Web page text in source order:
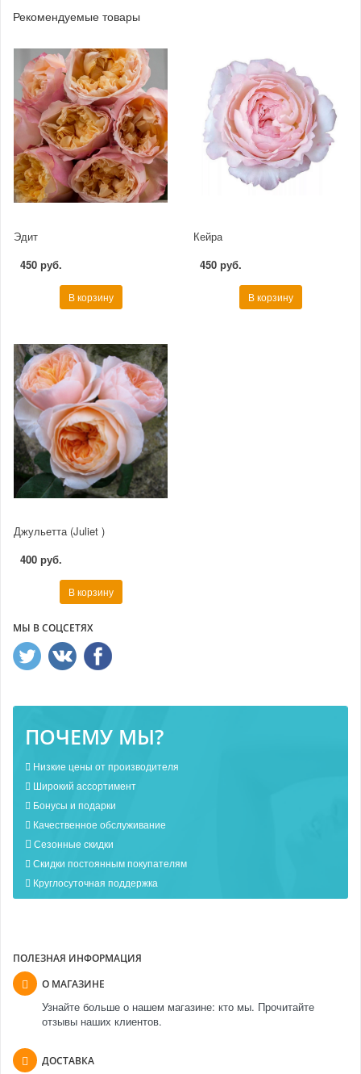
Рекомендуемые товары
Эдит
450 руб.
В корзину
Кейра
450 руб.
В корзину
Джульетта (Juliet )
400 руб.
В корзину
МЫ В СОЦСЕТЯХ
ПОЧЕМУ МЫ?
Низкие цены от производителя
Широкий ассортимент
Бонусы и подарки
Качественное обслуживание
Сезонные скидки
Скидки постоянным покупателям
Круглосуточная поддержка
ПОЛЕЗНАЯ ИНФОРМАЦИЯ
О МАГАЗИНЕ
Узнайте больше о нашем магазине: кто мы. Прочитайте
отзывы наших клиентов.
ДОСТАВКА